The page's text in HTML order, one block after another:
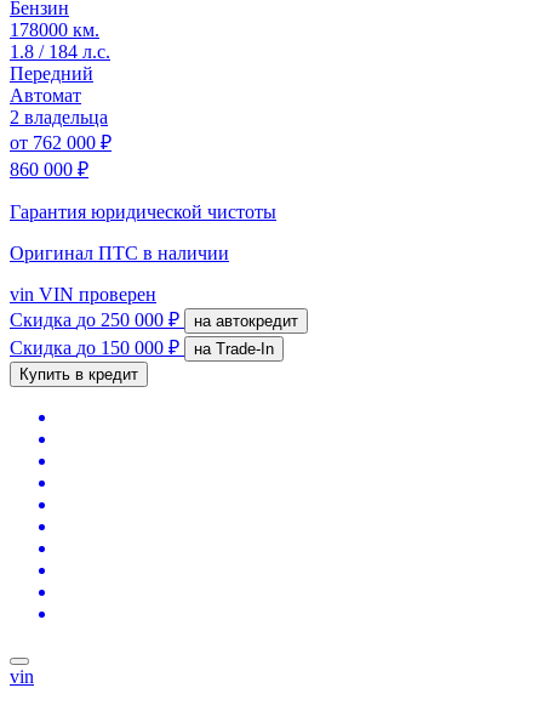
Бензин
178000 км.
1.8 / 184 л.с.
Передний
Автомат
2 владельца
от 762 000 ₽
860 000 ₽
Гарантия юридической чистоты
Оригинал ПТС в наличии
vin VIN проверен
Скидка до 250 000 ₽ на автокредит
Скидка до 150 000 ₽
на Trade-In
Купить в кредит
vin